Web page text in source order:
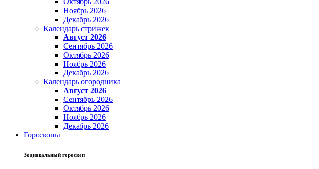
Октябрь 2026
Ноябрь 2026
Декабрь 2026
Календарь стрижек
Август 2026
Сентябрь 2026
Октябрь 2026
Ноябрь 2026
Декабрь 2026
Календарь огородника
Август 2026
Сентябрь 2026
Октябрь 2026
Ноябрь 2026
Декабрь 2026
Гороскопы
Зодиакальный гороскоп